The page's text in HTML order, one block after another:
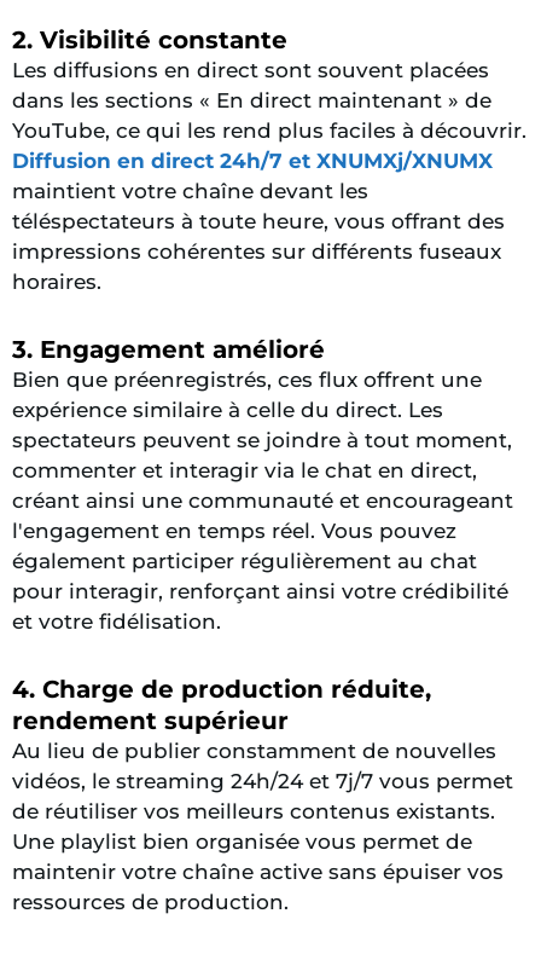
2. Visibilité constante
Les diffusions en direct sont souvent placées
dans les sections « En direct maintenant » de
YouTube, ce qui les rend plus faciles à découvrir.
Diffusion en direct 24h/7 et XNUMXj/XNUMX
maintient votre chaîne devant les
téléspectateurs à toute heure, vous offrant des
impressions cohérentes sur différents fuseaux
horaires.
3. Engagement amélioré
Bien que préenregistrés, ces flux offrent une
expérience similaire à celle du direct. Les
spectateurs peuvent se joindre à tout moment,
commenter et interagir via le chat en direct,
créant ainsi une communauté et encourageant
l'engagement en temps réel. Vous pouvez
également participer régulièrement au chat
pour interagir, renforçant ainsi votre crédibilité
et votre fidélisation.
4. Charge de production réduite,
rendement supérieur
Au lieu de publier constamment de nouvelles
vidéos, le streaming 24h/24 et 7j/7 vous permet
de réutiliser vos meilleurs contenus existants.
Une playlist bien organisée vous permet de
maintenir votre chaîne active sans épuiser vos
ressources de production.